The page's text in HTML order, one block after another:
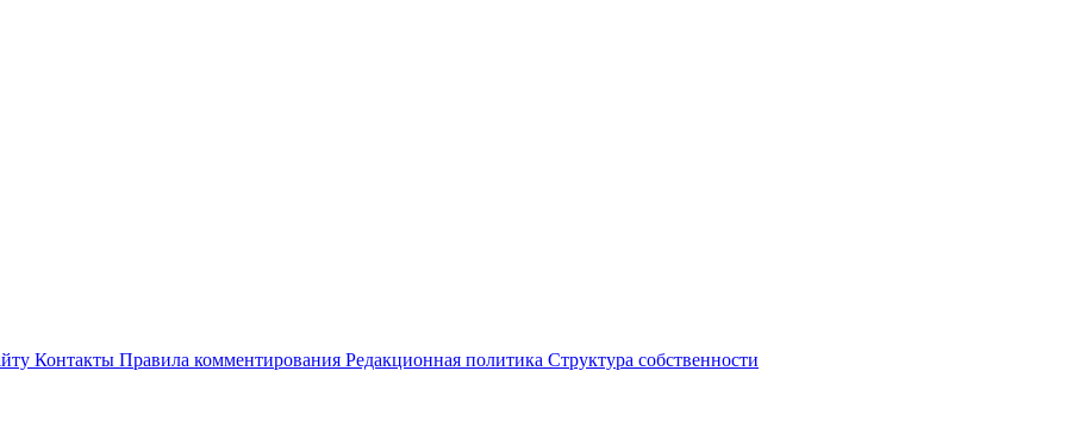
Контакты Правила комментирования Редакционная политика Структура собственности